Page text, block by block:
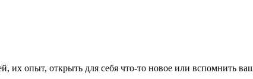
опыт, открыть для себя что-то новое или вспомнить